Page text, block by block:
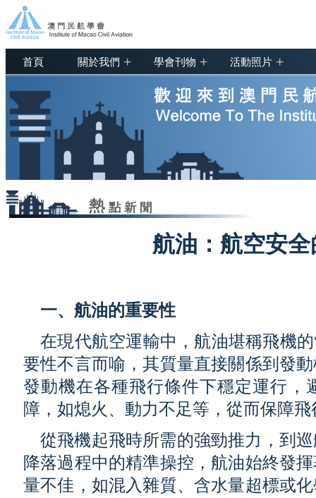
首頁 關於我們 + 學會刊物 + 活動照片 +
航油：航空安
一、航油的重要性
在現代航空運輸中，航油堪稱飛機
要性不言而喻，其質量直接關係到發
發動機在各種飛行條件下穩定運行，
障，如熄火、動力不足等，從而保障飛
從飛機起飛時所需的強勁推力，到
降落過程中的精準操控，航油始終發
量不佳，如混入雜質、含水量超標或